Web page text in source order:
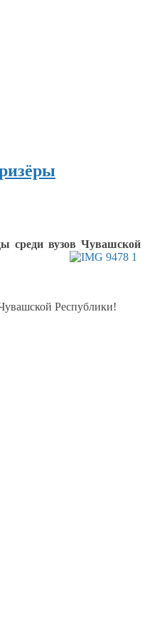
среди вузов Чувашской
Республики!